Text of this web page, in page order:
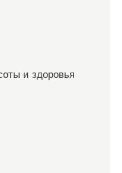
и здоровья